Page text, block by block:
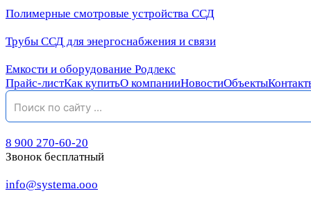
Полимерные смотровые устройства ССД
Трубы ССД для энергоснабжения и связи
Емкости и оборудование Родлекс
Прайс-листКак купитьО компанииНовостиОбъекты
8 900 270-60-20
Звонок бесплатный
info@systema.ooo